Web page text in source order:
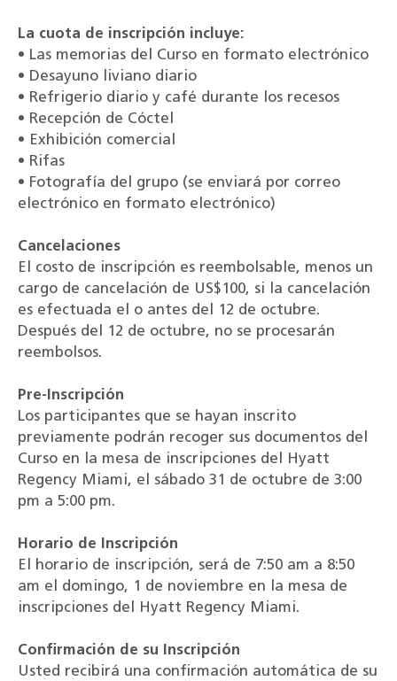
La cuota de inscripción incluye:
• Las memorias del Curso en formato electrónico
• Desayuno liviano diario
• Refrigerio diario y café durante los recesos
• Recepción de Cóctel
• Exhibición comercial
• Rifas
• Fotografía del grupo (se enviará por correo
electrónico en formato electrónico)
Cancelaciones
El costo de inscripción es reembolsable, menos un
cargo de cancelación de US$100, si la cancelación
es efectuada el o antes del 12 de octubre.
Después del 12 de octubre, no se procesarán
reembolsos.
Pre-Inscripción
Los participantes que se hayan inscrito
previamente podrán recoger sus documentos del
Curso en la mesa de inscripciones del Hyatt
Regency Miami, el sábado 31 de octubre de 3:00
pm a 5:00 pm.
Horario de Inscripción
El horario de inscripción, será de 7:50 am a 8:50
am el domingo, 1 de noviembre en la mesa de
inscripciones del Hyatt Regency Miami.
Confirmación de su Inscripción
Usted recibirá una confirmación automática de su